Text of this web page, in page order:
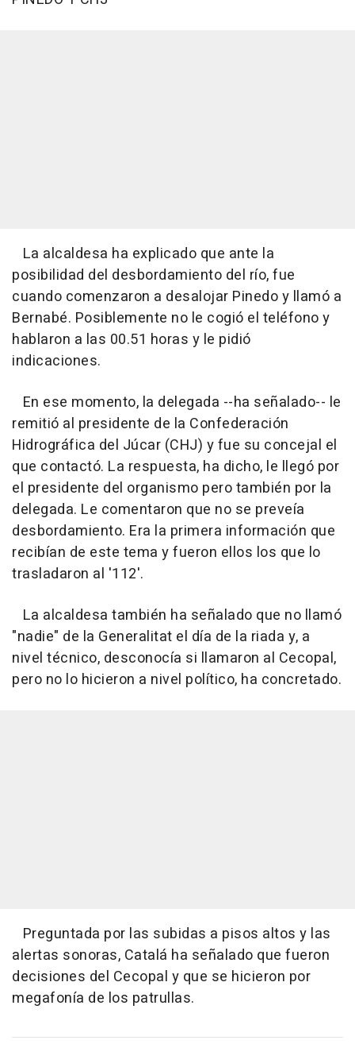
La alcaldesa ha explicado que ante la
posibilidad del desbordamiento del río, fue
cuando comenzaron a desalojar Pinedo y llamó a
Bernabé. Posiblemente no le cogió el teléfono y
hablaron a las 00.51 horas y le pidió
indicaciones.
En ese momento, la delegada --ha señalado-- le
remitió al presidente de la Confederación
Hidrográfica del Júcar (CHJ) y fue su concejal el
que contactó. La respuesta, ha dicho, le llegó por
el presidente del organismo pero también por la
delegada. Le comentaron que no se preveía
desbordamiento. Era la primera información que
recibían de este tema y fueron ellos los que lo
trasladaron al '112'.
La alcaldesa también ha señalado que no llamó
"nadie" de la Generalitat el día de la riada y, a
nivel técnico, desconocía si llamaron al Cecopal,
pero no lo hicieron a nivel político, ha concretado.
Preguntada por las subidas a pisos altos y las
alertas sonoras, Catalá ha señalado que fueron
decisiones del Cecopal y que se hicieron por
megafonía de los patrullas.